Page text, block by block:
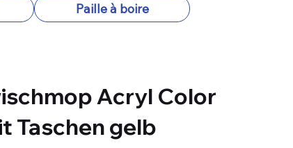
Paille à boire
Acryl Color
Taschen gelb